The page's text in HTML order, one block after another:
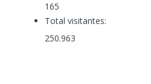
165
Total visitantes:
250.963